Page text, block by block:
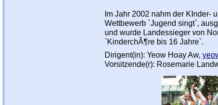
Im Jahr 2002 nahm der KInder-
Wettbewerb `Jugend singt`,
und wurde Landessieger von
`KinderchÃ¶re bis 16 Jahre`.
Dirigent(in): Yeow Hoay Aw,
Vorsitzende(r): Rosemarie